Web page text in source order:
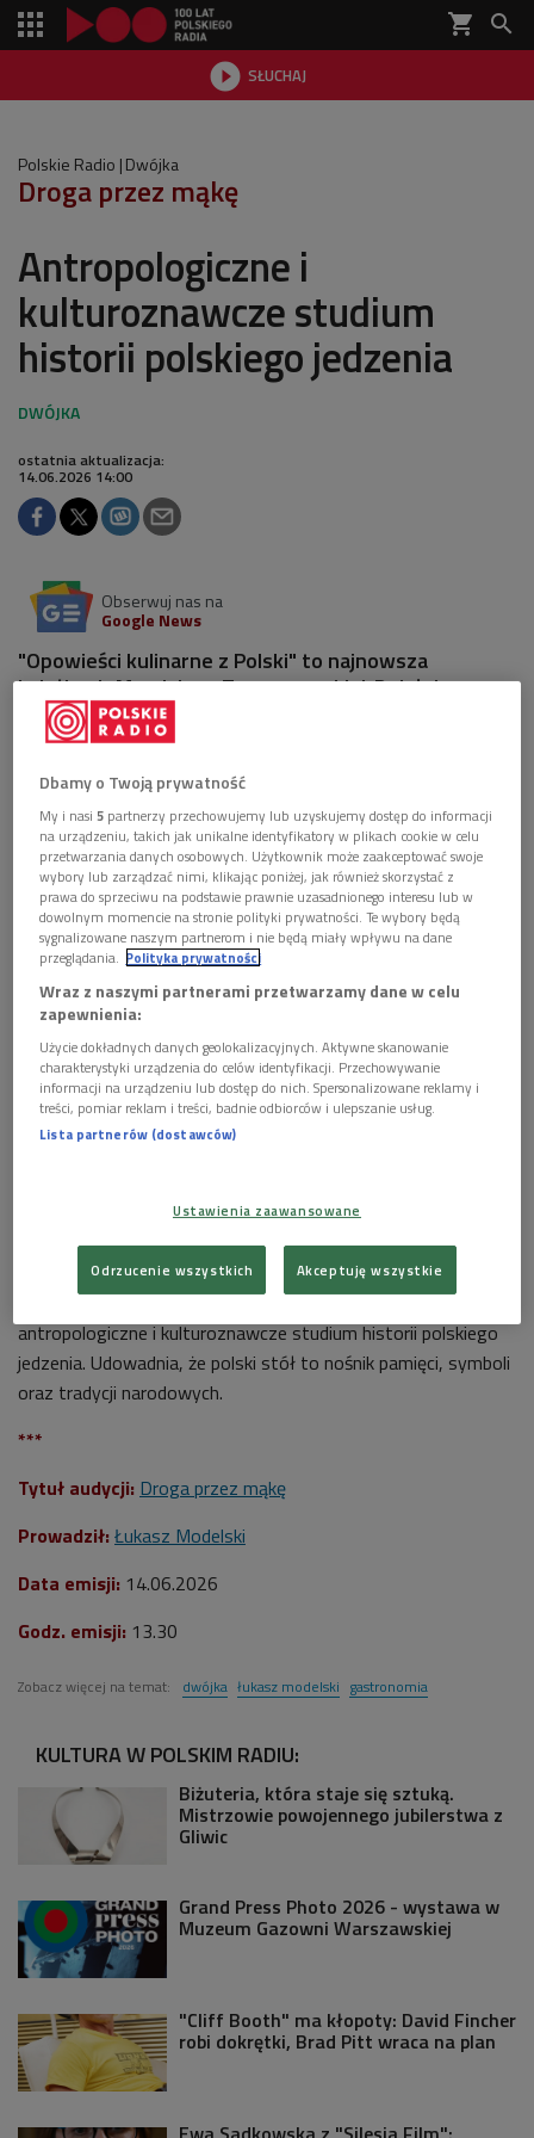
shopping_cart 
 SŁUCHAJ

Polskie Radio Dwójka
Droga przez mąkę
Antropologiczne i
kulturoznawcze studium
historii polskiego jedzenia
ostatnia aktualizacja:
14.06.2026 14:00
Obserwuj nas na
Google News
"Opowieści kulinarne z Polski" to najnowsza
książka dr Magdaleny Tomaszewskiej-Bolałek.
Autorka jest badaczką kultury kulinarnej i
kierowniczką Food Studies na Uniwersytecie SWPS
Posłuchaj audycji "Droga przez mąkę"
Książkadr Magdaleny Tomaszewskiej-Bolałekstanowi
antropologiczne i kulturoznawcze studium historii polskiego
jedzenia. Udowadnia, że polski stół to nośnik pamięci, symboli
oraz tradycji narodowych.
***
Tytuł audycji: Droga przez mąkę
Prowadził: Łukasz Modelski
Data emisji: 14.06.2026
Godz. emisji: 13.30
Zobacz więcej na temat: dwójka łukasz modelski gastronomia
KULTURA W POLSKIM RADIU:
Biżuteria, która staje się sztuką.
Mistrzowie powojennego jubilerstwa z
Gliwic
Grand Press Photo 2026 - wystawa w
Muzeum Gazowni Warszawskiej
"Cliff Booth" ma kłopoty: David Fincher
robi dokrętki, Brad Pitt wraca na plan
Dbamy o Twoją prywatność
My i nasi5 partnerzy przechowujemy lub uzyskujemy dostęp do informacji
na urządzeniu, takich jak unikalne identyfikatory w plikach cookie w celu
przetwarzania danych osobowych. Użytkownik może zaakceptować swoje
wybory lub zarządzać nimi, klikając poniżej, jak również skorzystać z
prawa do sprzeciwu na podstawie prawnie uzasadnionego interesu lub w
dowolnym momencie na stronie polityki prywatności. Te wybory będą
sygnalizowane naszym partnerom i nie będą miały wpływu na dane
przeglądania. Polityka prywatności
Wraz z naszymi partnerami przetwarzamy dane w celu
zapewnienia:
Użycie dokładnych danych geolokalizacyjnych. Aktywne skanowanie
charakterystyki urządzenia do celów identyfikacji. Przechowywanie
informacji na urządzeniu lub dostęp do nich. Spersonalizowane reklamy i
treści, pomiar reklam i treści, badnie odbiorców i ulepszanie usług.
Lista partnerów (dostawców)
Ustawienia zaawansowane
Odrzucenie wszystkich Akceptuję wszystkie